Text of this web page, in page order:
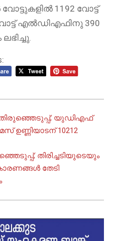
1192 വോട്ട്
എൽഡിഎഫിനു 390
യുഡിഎഫ്
ഉണ്ണിയാടന് 10212
തിരിച്ചടിയുടെയും
തേടി